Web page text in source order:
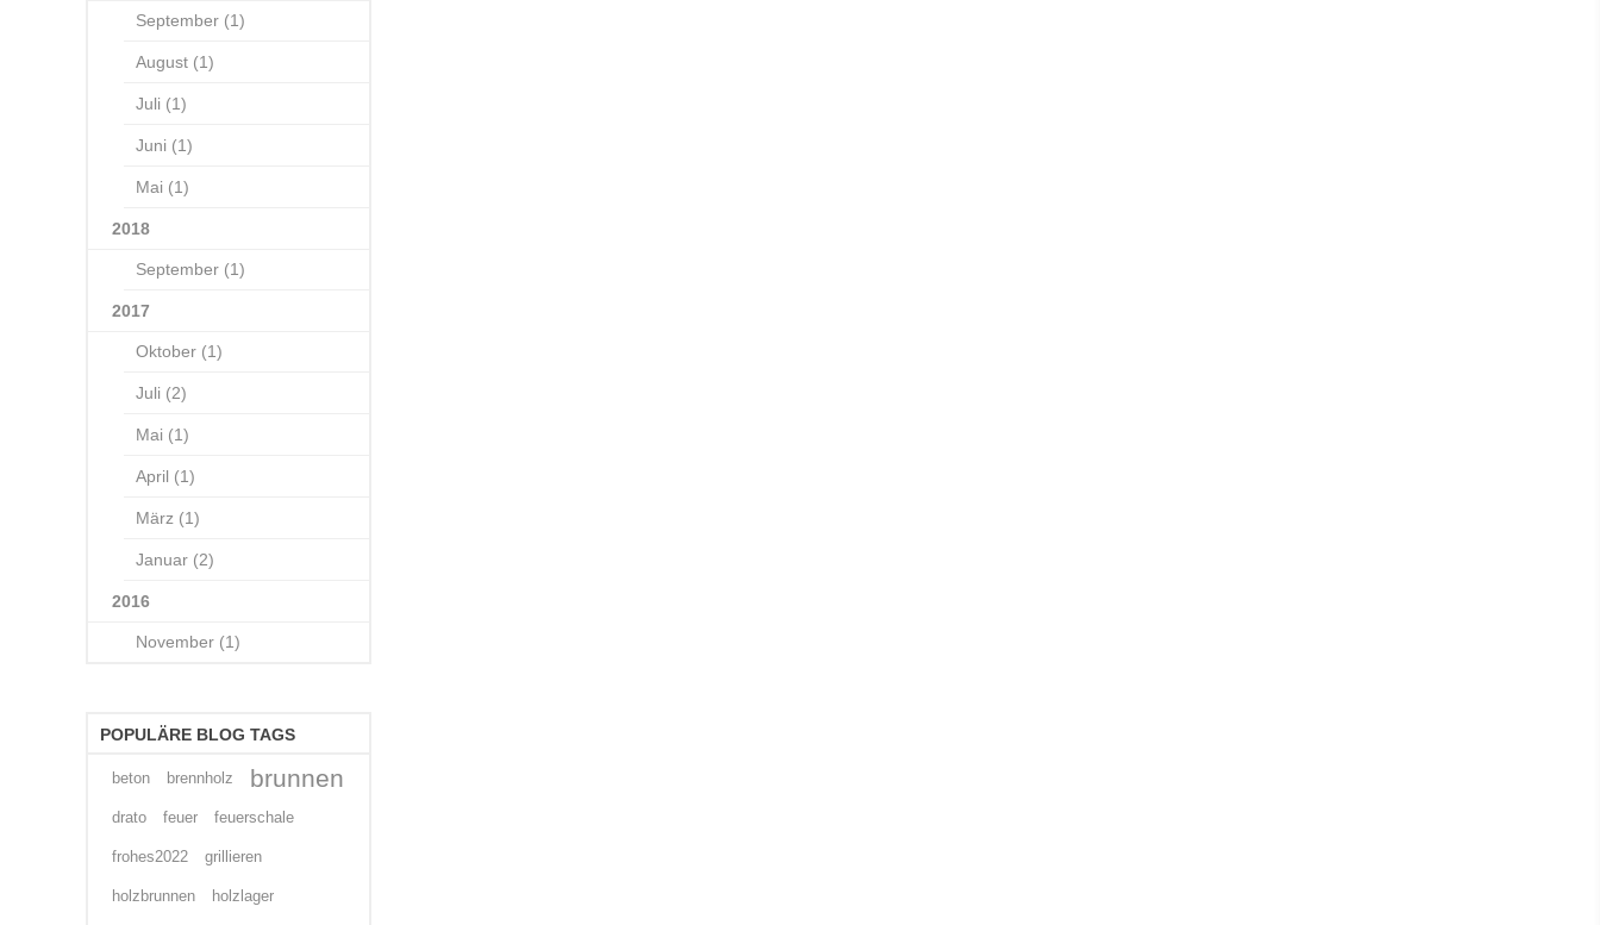
September (1)
August (1)
Juli (1)
Juni (1)
Mai (1)
2018
September (1)
2017
Oktober (1)
Juli (2)
Mai (1)
April (1)
März (1)
Januar (2)
2016
November (1)
POPULÄRE BLOG TAGS
beton brennholz brunnen
drato feuer feuerschale
frohes2022 grillieren
holzbrunnen holzlager